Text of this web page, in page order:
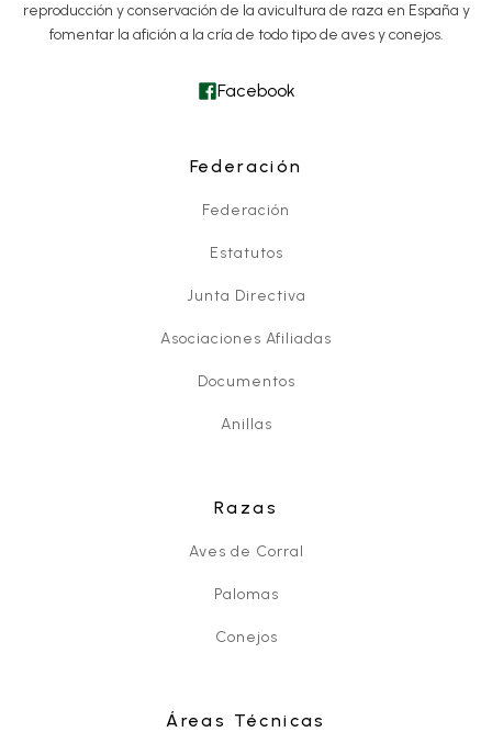
reproducción y conservación de la avicultura de raza en España y
fomentar la afición a la cría de todo tipo de aves y conejos.
Facebook
Federación
Federación
Estatutos
Junta Directiva
Asociaciones Afiliadas
Documentos
Anillas
Razas
Aves de Corral
Palomas
Conejos
Áreas Técnicas